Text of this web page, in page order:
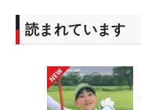
読まれています